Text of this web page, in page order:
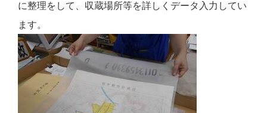
に整理をして、収蔵場所等を詳しくデータ入力してい
ます。